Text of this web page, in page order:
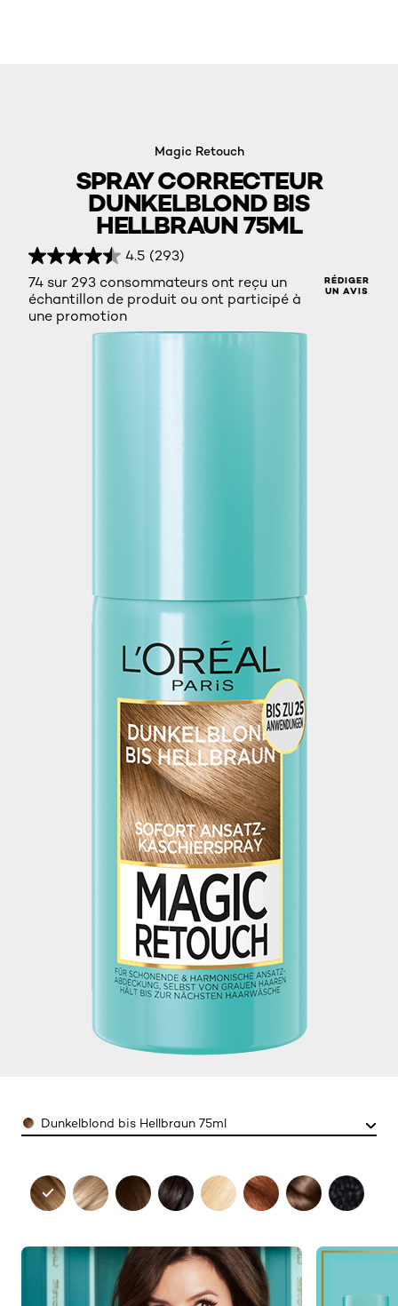
Magic Retouch
SPRAY CORRECTEUR
DUNKELBLOND BIS
HELLBRAUN 75ML
4.5 (293)
74 sur 293 consommateurs ont reçu un
échantillon de produit ou ont participé à
une promotion
RÉDIGER
UN AVIS
ColorDunkelblond bis Hellbraun 75ml